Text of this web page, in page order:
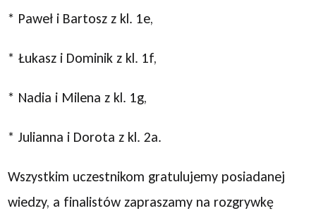
* Paweł i Bartosz z kl. 1e,
* Łukasz i Dominik z kl. 1f,
* Nadia i Milena z kl. 1g,
* Julianna i Dorota z kl. 2a.
Wszystkim uczestnikom gratulujemy posiadanej
wiedzy, a finalistów zapraszamy na rozgrywkę